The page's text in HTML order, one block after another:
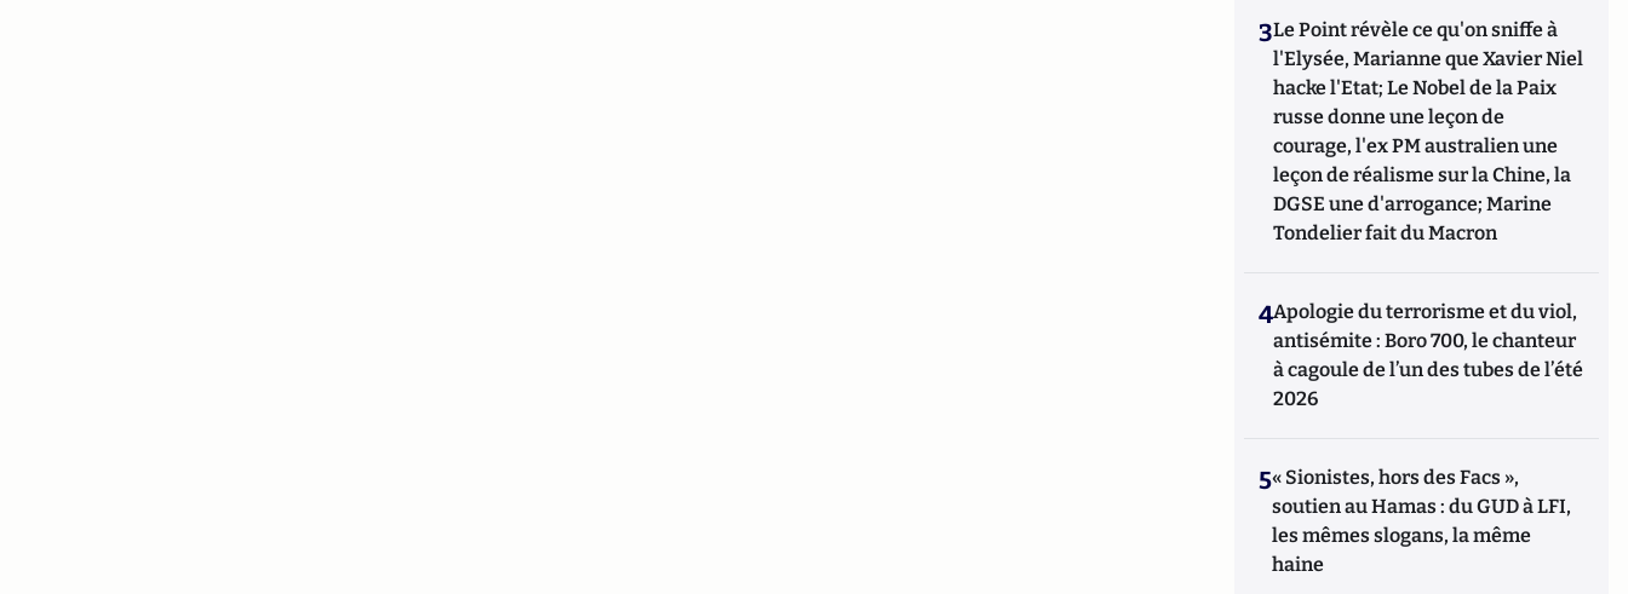
3Le Point révèle ce qu'on sniffe à
l'Elysée, Marianne que Xavier Niel
hacke l'Etat; Le Nobel de la Paix
russe donne une leçon de
courage, l'ex PM australien une
leçon de réalisme sur la Chine, la
DGSE une d'arrogance; Marine
Tondelier fait du Macron
4Apologie du terrorisme et du viol,
antisémite : Boro 700, le chanteur
à cagoule de l’un des tubes de l’été
2026
5« Sionistes, hors des Facs »,
soutien au Hamas : du GUD à LFI,
les mêmes slogans, la même
haine